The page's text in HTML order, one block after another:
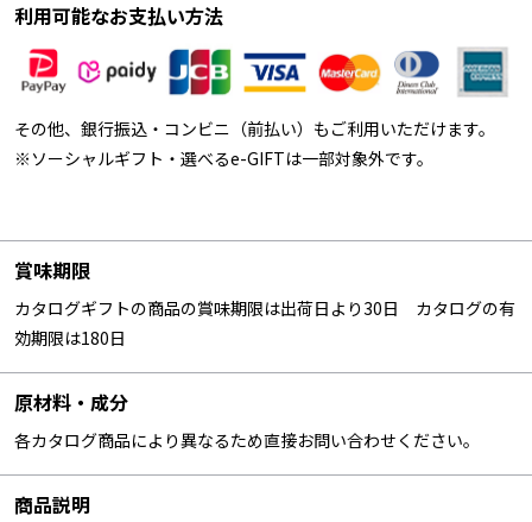
利用可能なお支払い方法
その他、銀行振込・コンビニ（前払い）もご利用いただけます。
※ソーシャルギフト・選べるe-GIFTは一部対象外です。
賞味期限
カタログギフトの商品の賞味期限は出荷日より30日 カタログの有
効期限は180日
原材料・成分
各カタログ商品により異なるため直接お問い合わせください。
商品説明